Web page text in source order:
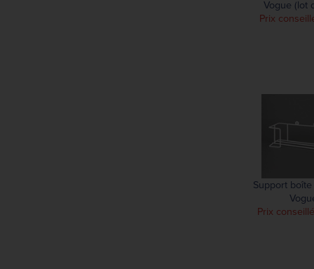
Vogue (lot
Prix
Support
Prix